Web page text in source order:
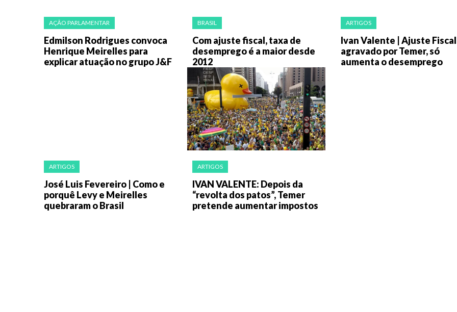
AÇÃO PARLAMENTAR
Edmilson Rodrigues convoca
Henrique Meirelles para
explicar atuação no grupo J&F
BRASIL
Com ajuste fiscal, taxa de
desemprego é a maior desde
2012
ARTIGOS
Ivan Valente | Ajuste
agravado por Temer, só
aumenta o desemprego
ARTIGOS
José Luis Fevereiro | Como e
porquê Levy e Meirelles
quebraram o Brasil
ARTIGOS
IVAN VALENTE: Depois da
“revolta dos patos”, Temer
pretende aumentar impostos